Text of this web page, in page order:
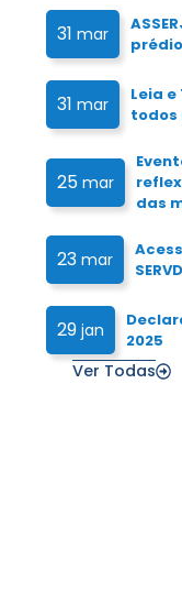
31 mar
31 mar
Leia
todos
25 mar
das
23 mar
29 jan
2025
Ver Todas